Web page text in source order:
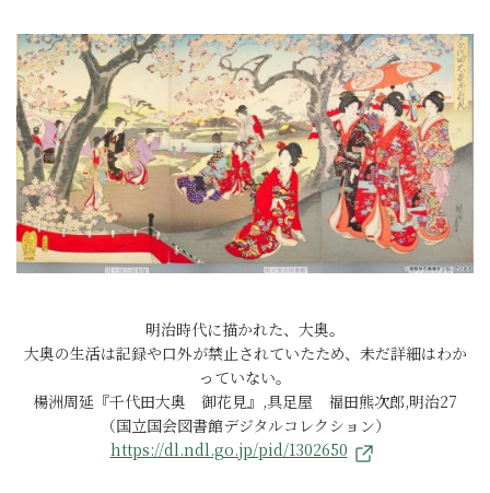
明治時代に描かれた、大奥。
大奥の生活は記録や口外が禁止されていたため、未だ詳細はわか
っていない。
楊洲周延『千代田大奥 御花見』,具足屋 福田熊次郎,明治27
（国立国会図書館デジタルコレクション）
https://dl.ndl.go.jp/pid/1302650